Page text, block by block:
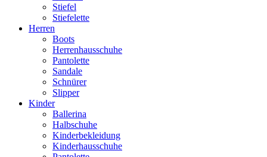
Stiefel
Stiefelette
Herren
Boots
Herrenhausschuhe
Pantolette
Sandale
Schnürer
Slipper
Kinder
Ballerina
Halbschuhe
Kinderbekleidung
Kinderhausschuhe